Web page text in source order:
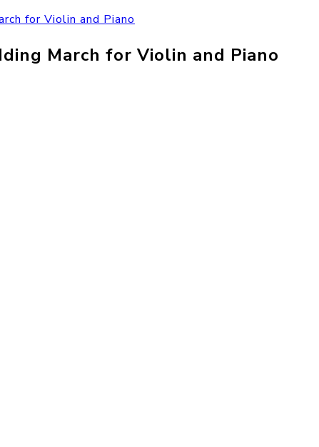
for Violin and Piano
March for Violin and Piano